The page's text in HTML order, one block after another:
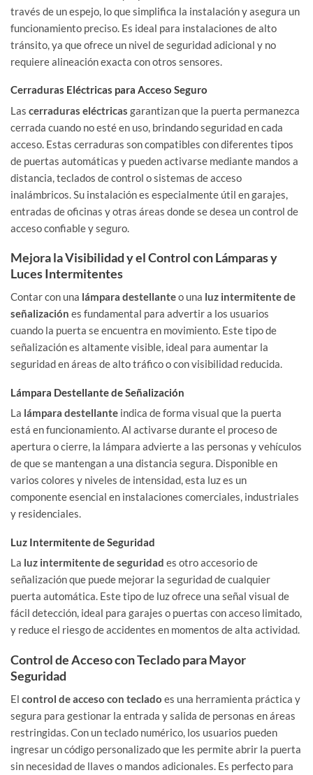
través de un espejo, lo que simplifica la instalación y asegura un
funcionamiento preciso. Es ideal para instalaciones de alto
tránsito, ya que ofrece un nivel de seguridad adicional y no
requiere alineación exacta con otros sensores.
Cerraduras Eléctricas para Acceso Seguro
Las cerraduras eléctricas garantizan que la puerta permanezca
cerrada cuando no esté en uso, brindando seguridad en cada
acceso. Estas cerraduras son compatibles con diferentes tipos
de puertas automáticas y pueden activarse mediante mandos a
distancia, teclados de control o sistemas de acceso
inalámbricos. Su instalación es especialmente útil en garajes,
entradas de oficinas y otras áreas donde se desea un control de
acceso confiable y seguro.
Mejora la Visibilidad y el Control con Lámparas y
Luces Intermitentes
Contar con una lámpara destellanteo una luz intermitente de
señalización es fundamental para advertir a los usuarios
cuando la puerta se encuentra en movimiento. Este tipo de
señalización es altamente visible, ideal para aumentar la
seguridad en áreas de alto tráfico o con visibilidad reducida.
Lámpara Destellante de Señalización
La lámpara destellante indica de forma visual que la puerta
está en funcionamiento. Al activarse durante el proceso de
apertura o cierre, la lámpara advierte a las personas y vehículos
de que se mantengan a una distancia segura. Disponible en
varios colores y niveles de intensidad, esta luz es un
componente esencial en instalaciones comerciales, industriales
y residenciales.
Luz Intermitente de Seguridad
La luz intermitente de seguridad es otro accesorio de
señalización que puede mejorar la seguridad de cualquier
puerta automática. Este tipo de luz ofrece una señal visual de
fácil detección, ideal para garajes o puertas con acceso limitado,
y reduce el riesgo de accidentes en momentos de alta actividad.
Control de Acceso con Teclado para Mayor
Seguridad
El control de acceso con teclado es una herramienta práctica y
segura para gestionar la entrada y salida de personas en áreas
restringidas. Con un teclado numérico, los usuarios pueden
ingresar un código personalizado que les permite abrir la puerta
sin necesidad de llaves o mandos adicionales. Es perfecto para